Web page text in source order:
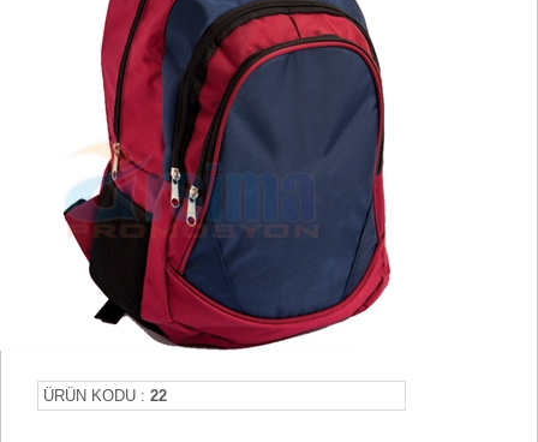
ÜRÜN KODU : 22